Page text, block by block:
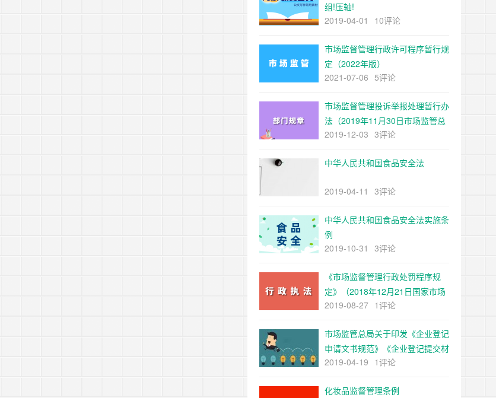
组!压轴!
2019-04-01
10评论
市场监督管理行政许可程序暂行规
定（2022年版）
2021-07-06 5评论
市场监督管理投诉举报处理暂行办
法（2019年11月30日市场监管总
局令第20号公布，根据55号令、
2019-12-03 3评论
中华人民共和国食品安全法
2019-04-11 3评论
中华人民共和国食品安全法实施条
例
2019-10-31
3评论
《市场监督管理行政处罚程序规
定》（2018年12月21日国家市场
监督管理总局令第2号公布，根据
2019-08-27 1评论
市场监管总局关于印发《企业登记
申请文书规范》《企业登记提交材
料规范》的通知
2019-04-19 1评论
化妆品监督管理条例